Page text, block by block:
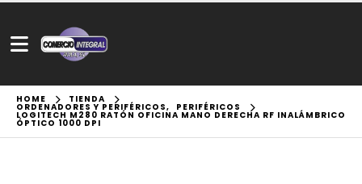
HOME TIENDA
ORDENADORES Y PERIFÉRICOS, PERIFÉRICOS
LOGITECH M280 RATÓN OFICINA MANO DERECHA RF INALÁMBRICO
ÓPTICO 1000 DPI